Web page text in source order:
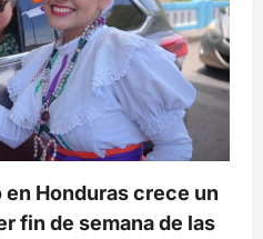
Honduras crece un
fin de semana de las